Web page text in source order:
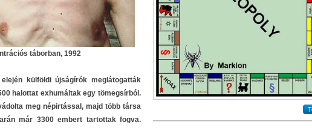
táborban, 1992
külföldi újságírók meglátogatták
halottat exhumáltak egy tömegsírból.
meg népirtással, majd több társa
már 3300 embert tartottak fogva.